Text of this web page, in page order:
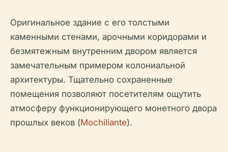
Оригинальное здание с его толстыми
каменными стенами, арочными коридорами и
безмятежным внутренним двором является
замечательным примером колониальной
архитектуры. Тщательно сохраненные
помещения позволяют посетителям ощутить
атмосферу функционирующего монетного двора
прошлых веков (Mochiliante).